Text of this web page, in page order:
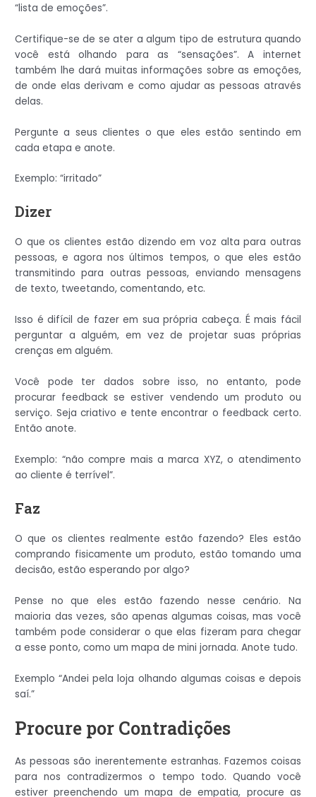
“lista de emoções”.
Certifique-se de se ater a algum tipo de estrutura quando
você está olhando para as “sensações”. A internet
também lhe dará muitas informações sobre as emoções,
de onde elas derivam e como ajudar as pessoas através
delas.
Pergunte a seus clientes o que eles estão sentindo em
cada etapa e anote.
Exemplo: “irritado”
Dizer
O que os clientes estão dizendo em voz alta para outras
pessoas, e agora nos últimos tempos, o que eles estão
transmitindo para outras pessoas, enviando mensagens
de texto, tweetando, comentando, etc.
Isso é difícil de fazer em sua própria cabeça. É mais fácil
perguntar a alguém, em vez de projetar suas próprias
crenças em alguém.
Você pode ter dados sobre isso, no entanto, pode
procurar feedback se estiver vendendo um produto ou
serviço. Seja criativo e tente encontrar o feedback certo.
Então anote.
Exemplo: “não compre mais a marca XYZ, o atendimento
ao cliente é terrível”.
Faz
O que os clientes realmente estão fazendo? Eles estão
comprando fisicamente um produto, estão tomando uma
decisão, estão esperando por algo?
Pense no que eles estão fazendo nesse cenário. Na
maioria das vezes, são apenas algumas coisas, mas você
também pode considerar o que elas fizeram para chegar
a esse ponto, como um mapa de mini jornada. Anote tudo.
Exemplo “Andei pela loja olhando algumas coisas e depois
saí.”
Procure por Contradições
As pessoas são inerentemente estranhas. Fazemos coisas
para nos contradizermos o tempo todo. Quando você
estiver preenchendo um mapa de empatia, procure as